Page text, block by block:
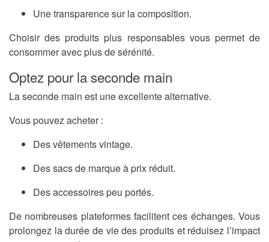
Une transparence sur la composition.
Choisir des produits plus responsables vous permet de
consommer avec plus de sérénité.
Optez pour la seconde main
La seconde main est une excellente alternative.
Vous pouvez acheter :
Des vêtements vintage.
Des sacs de marque à prix réduit.
Des accessoires peu portés.
De nombreuses plateformes facilitent ces échanges. Vous
prolongez la durée de vie des produits et réduisez l’impact